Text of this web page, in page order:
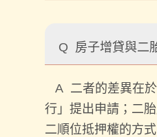
Q 房子增貸與二
A 二者的差異在
行」提出申請；二
二順位抵押權的方